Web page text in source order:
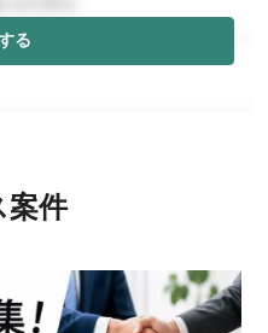
る
案件